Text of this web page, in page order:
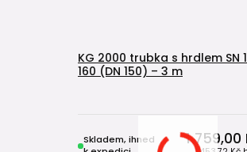
KG 2000 trubka s hrdlem SN
160 (DN 150) – 3 m
1 759,00
Skladem, ihned